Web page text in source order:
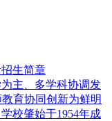
生简章
主、多学科协调发
育协同创新为鲜明
校肇始于1954年成